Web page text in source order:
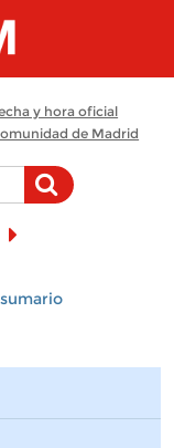
y hora oficial
de Madrid